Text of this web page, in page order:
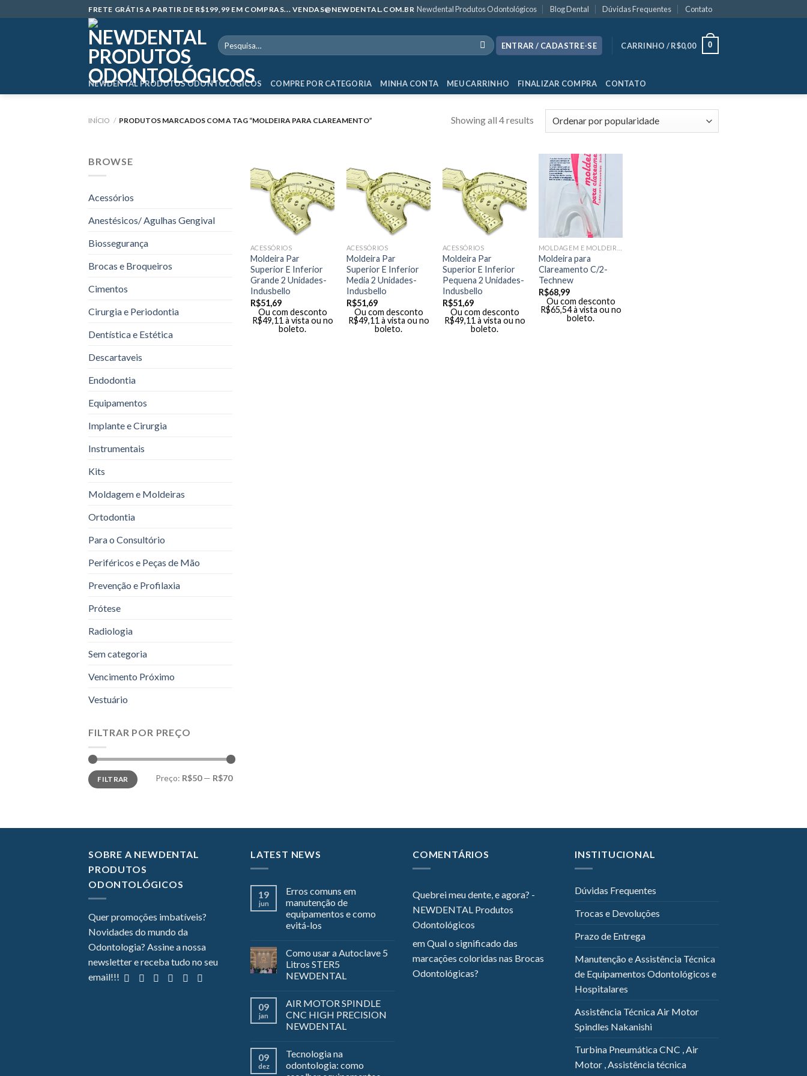
to
FRETE GRÁTIS A PARTIR DE R$199,99 EM COMPRAS... VENDAS@NEWDENTAL.COM.BR Newdental Produtos Odontológicos Blog Dental Dúvidas Frequentes Contato
Pesquisar
por:
ENTRAR / CADASTRE-SE CARRINHO /R$0,00 0
NEWDENTAL PRODUTOS ODONTOLÓGICOS COMPRE POR CATEGORIA MINHA CONTA MEU CARRINHO FINALIZAR COMPRA CONTATO
INÍCIO / PRODUTOS MARCADOS COM A TAG “MOLDEIRA PARA CLAREAMENTO” Showing all 4 results
BROWSE
Acessórios
Anestésicos/ Agulhas Gengival
Biossegurança
Brocas e Broqueiros
Cimentos
Cirurgia e Periodontia
Dentística e Estética
Descartaveis
Endodontia
Equipamentos
Implante e Cirurgia
Instrumentais
Kits
Moldagem e Moldeiras
Ortodontia
Para o Consultório
Periféricos e Peças de Mão
Prevenção e Profilaxia
Prótese
Radiologia
Sem categoria
Vencimento Próximo
Vestuário
FILTRAR POR PREÇO
Preço
mínimo
Preço
máximo
FILTRAR Preço: R$50— R$70
ACESSÓRIOS
Moldeira Par
Superior E Inferior
Grande 2 Unidades-
Indusbello
R$51,69
Ou com desconto
R$49,11 à vista ou no
boleto.
ACESSÓRIOS
Moldeira Par
Superior E Inferior
Media 2 Unidades-
Indusbello
R$51,69
Ou com desconto
R$49,11 à vista ou no
boleto.
ACESSÓRIOS
Moldeira Par
Superior E Inferior
Pequena 2 Unidades-
Indusbello
R$51,69
Ou com desconto
R$49,11 à vista ou no
boleto.
Moldeira para
Clareamento C/2-
Technew
R$68,99
Ou com desconto
R$65,54 à vista ou no
boleto.
SOBRE A NEWDENTAL
PRODUTOS
ODONTOLÓGICOS
Quer promoções imbatíveis?
Novidades do mundo da
Odontologia? Assine a nossa
newsletter e receba tudo no seu
email!!!
LATEST NEWS
19
jun
Erros comuns em
manutenção de
equipamentos e como
evitá-los
Como usar a Autoclave 5
Litros STER5
NEWDENTAL
09
jan
AIR MOTOR SPINDLE
CNC HIGH PRECISION
NEWDENTAL
09
dez
Tecnologia na
odontologia: como
COMENTÁRIOS
Quebrei meu dente, e agora? -
NEWDENTAL Produtos
Odontológicos
emQual o significado das
marcações coloridas nas Brocas
Odontológicas?
INSTITUCIONAL
Dúvidas Frequentes
Trocas e Devoluções
Prazo de Entrega
Manutenção e Assistência Técnica
de Equipamentos Odontológicos e
Hospitalares
Assistência Técnica Air Motor
Spindles Nakanishi
Turbina Pneumática CNC , Air
Motor , Assistência técnica